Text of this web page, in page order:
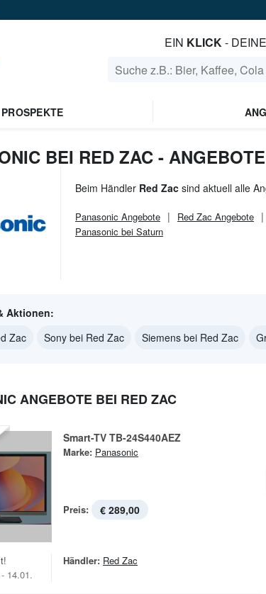
EIN KLICK- DEINE
PROSPEKTE
BEI RED ZAC -
Beim Händler Red Zac sind aktuell alle
Panasonic Angebote Red Zac Angebote
Panasonic bei Saturn
Aktionen:
Zac
Sony bei Red Zac Siemens bei Red Zac
ANGEBOTE BEI RED ZAC
Smart-TV TB-24S440AEZ
Marke: Panasonic
Preis: € 289,00
14.01.
Händler: Red Zac